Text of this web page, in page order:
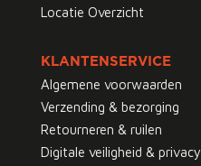
Locatie Overzicht
KLANTENSERVICE
Algemene voorwaarden
Verzending & bezorging
Retourneren & ruilen
Digitale veiligheid & privacy